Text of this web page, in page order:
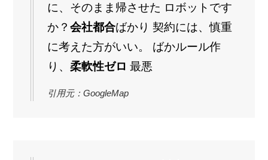
に、そのまま帰させた ロボットです
か？ 会社都合ばかり 契約には、慎重
に考えた方がいい。 ばかルール作
り、 柔軟性ゼロ 最悪
引用元：GoogleMap